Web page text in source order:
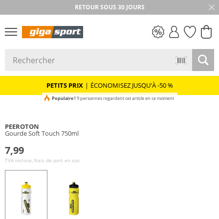
RETOUR SOUS 30 JOURS
PETITS PRIX | ÉCONOMISEZ JUSQU'À -50 %
Populaire ! 9 personnes regardent cet article en ce moment
PEEROTON
Gourde Soft Touch 750ml
7,99
TVA incluse, frais de port en sus